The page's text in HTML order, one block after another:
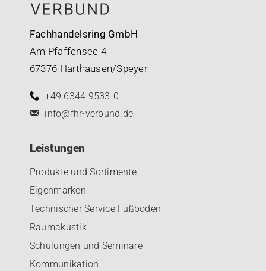
Fachhandelsring GmbH
Am Pfaffensee 4
67376 Harthausen/Speyer
+49 6344 9533-0
info@fhr-verbund.de
Leistungen
Produkte und Sortimente
Eigenmarken
Technischer Service Fußboden
Raumakustik
Schulungen und Seminare
Kommunikation